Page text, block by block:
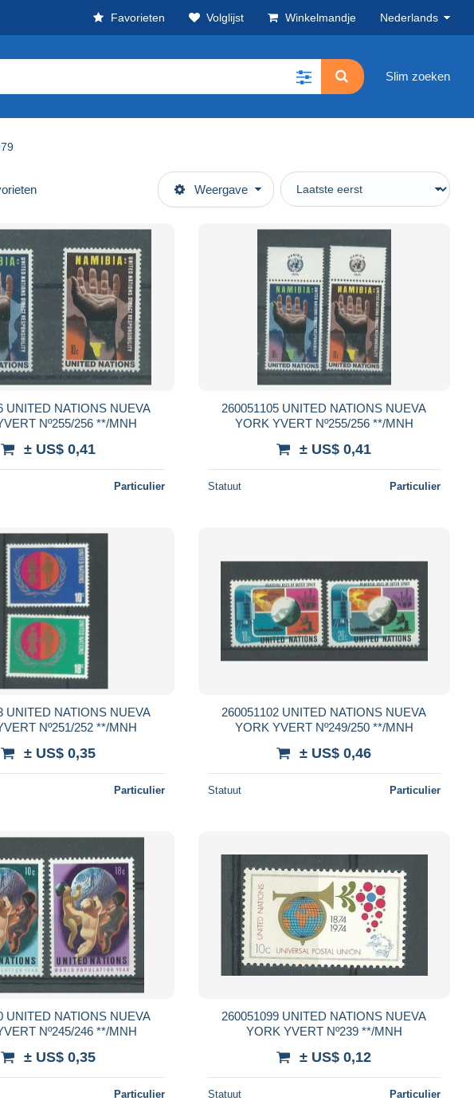
Favorieten Volglijst Winkelmandje Nederlands
Slim zoeken
Weergave
YORK YVERT Nº255/256 **/MNH
± US$ 0,41
Particulier
260051105 UNITED NATIONS NUEVA
YORK YVERT Nº255/256 **/MNH
± US$ 0,41
Statuut Particulier
YORK YVERT Nº251/252 **/MNH
± US$ 0,35
Particulier
260051102 UNITED NATIONS NUEVA
YORK YVERT Nº249/250 **/MNH
± US$ 0,46
Statuut Particulier
YORK YVERT Nº245/246 **/MNH
± US$ 0,35
Particulier
260051099 UNITED NATIONS NUEVA
YORK YVERT Nº239 **/MNH
± US$ 0,12
Statuut Particulier